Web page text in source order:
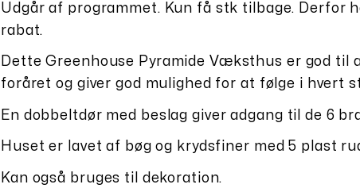
Udgår af programmet. Kun få stk tilbage. Derfor
rabat.
Dette Greenhouse Pyramide Væksthus er god til
foråret og giver god mulighed for at følge i hvert
En dobbeltdør med beslag giver adgang til de 6
Huset er lavet af bøg og krydsfiner med 5 plast
Kan også bruges til dekoration.